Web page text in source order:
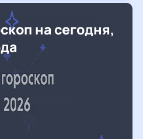
на сегодня,